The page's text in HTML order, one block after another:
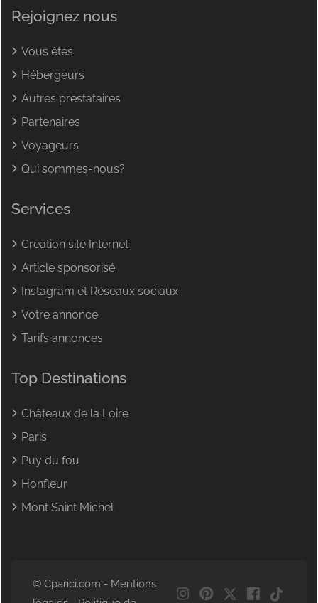
Rejoignez nous
Vous êtes
Hébergeurs
Autres prestataires
Partenaires
Voyageurs
Qui sommes-nous?
Services
Creation site Internet
Article sponsorisé
Instagram et Réseaux sociaux
Votre annonce
Tarifs annonces
Top Destinations
Châteaux de la Loire
Paris
Puy du fou
Honfleur
Mont Saint Michel
© Cparici.com - Mentions
NL